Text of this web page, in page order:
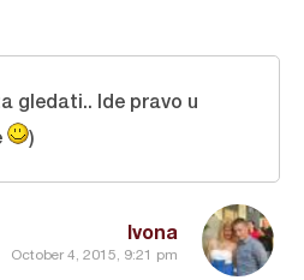
Ivona
October 4, 2015, 9:21 pm
gledati.. Ide pravo u
)